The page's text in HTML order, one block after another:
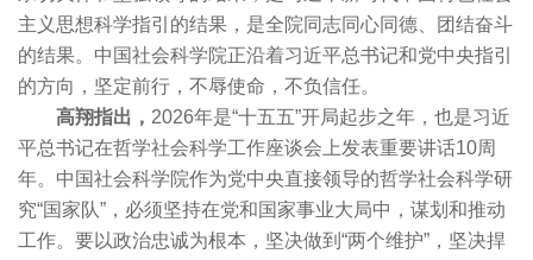
主义思想科学指引的结果，是全院同志同心同德、团结奋斗
的结果。中国社会科学院正沿着习近平总书记和党中央指引
的方向，坚定前行，不辱使命，不负信任。
高翔指出， 2026年是“十五五”开局起步之年，也是习近
平总书记在哲学社会科学工作座谈会上发表重要讲话10周
年。中国社会科学院作为党中央直接领导的哲学社会科学研
究“国家队”，必须坚持在党和国家事业大局中，谋划和推动
工作。要以政治忠诚为根本，坚决做到“两个维护”，坚决捍